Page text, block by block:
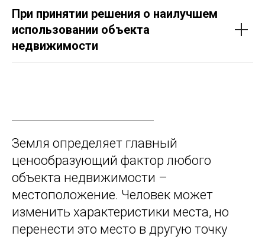
При принятии решения о наилучшем
использовании объекта
недвижимости
Земля определяет главный
ценообразующий фактор любого
объекта недвижимости –
местоположение. Человек может
изменить характеристики места, но
перенести это место в другую точку